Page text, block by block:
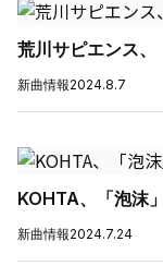
荒川サピエンス
新曲情報2024.8.7
KOHTA、「泡沫
新曲情報2024.7.24